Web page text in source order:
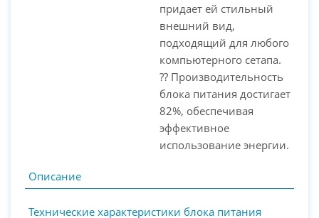
придает ей стильный
внешний вид,
подходящий для любого
компьютерного сетапа.
?? Производительность
блока питания достигает
82%, обеспечивая
эффективное
использование энергии.
Описание
Технические характеристики блока питания